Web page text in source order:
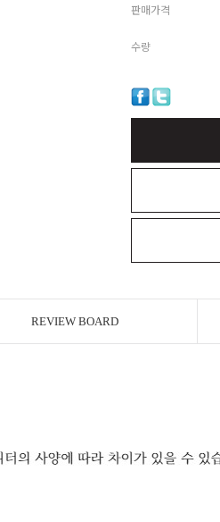
판매가격
수량
REVIEW BOARD